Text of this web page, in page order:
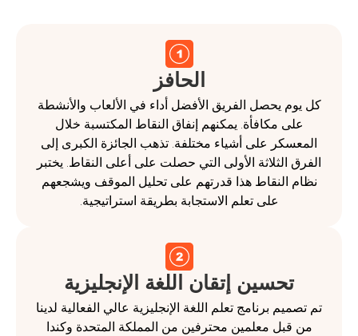
يحصل الفريق الأفضل أداء في الألعاب والأنشطة
مكافأة. يمكنهم إنفاق النقاط المكتسبة خلال
على أشياء مختلفة. تذهب الجائزة الكبرى إلى
الأولى التي حصلت على أعلى النقاط. يختبر
هذا قدرتهم على تحليل الموقف ويشجعهم
على تعلم الاستجابة بطريقة استراتيجية.
إتقان اللغة الإنجليزية
برنامج تعلم اللغة الإنجليزية عالي الفعالية لدينا
معلمين محترفين من المملكة المتحدة وكندا